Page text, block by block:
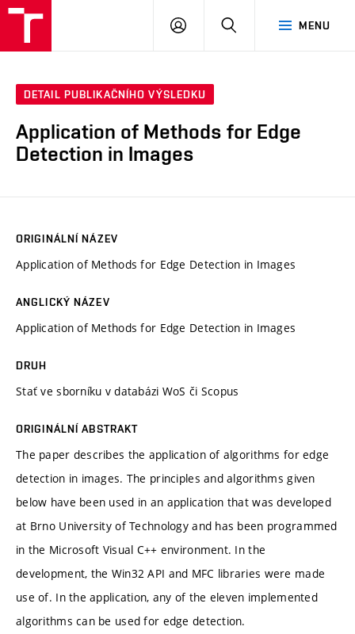
MENU
PŘIHLÁSIT
DETAIL PUBLIKAČNÍHO VÝSLEDKU
Application of Methods for Edge
Detection in Images
ORIGINÁLNÍ NÁZEV
Application of Methods for Edge Detection in Images
ANGLICKÝ NÁZEV
Application of Methods for Edge Detection in Images
DRUH
Stať ve sborníku v databázi WoS či Scopus
ORIGINÁLNÍ ABSTRAKT
The paper describes the application of algorithms for edge
detection in images. The principles and algorithms given
below have been used in an application that was developed
at Brno University of Technology and has been programmed
in the Microsoft Visual C++ environment. In the
development, the Win32 API and MFC libraries were made
use of. In the application, any of the eleven implemented
algorithms can be used for edge detection.